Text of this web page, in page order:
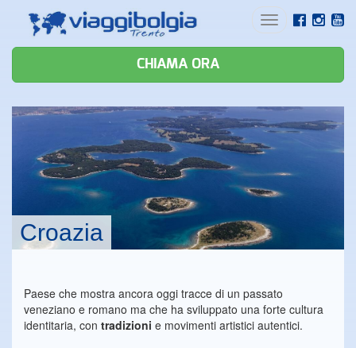
Toggle
CHIAMA ORA
Croazia
Paese che mostra ancora oggi tracce di un passato
veneziano e romano ma che ha sviluppato una forte cultura
identitaria, con tradizioni e movimenti artistici autentici.